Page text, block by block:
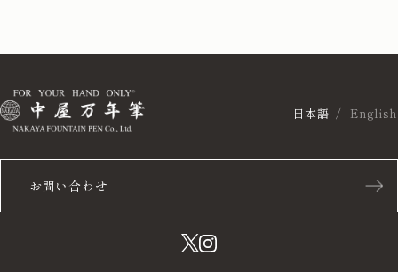
お問い合わせ
日本語 English